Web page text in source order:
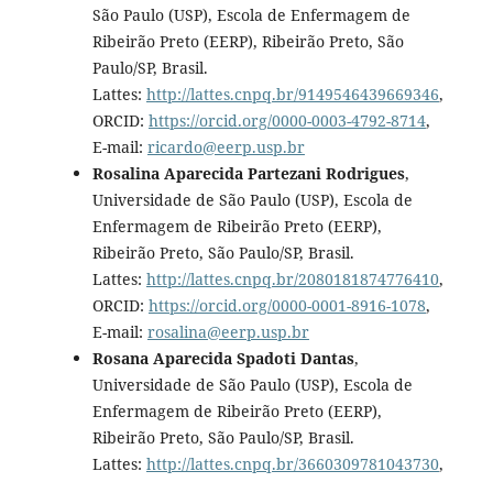
São Paulo (USP), Escola de Enfermagem de
Ribeirão Preto (EERP), Ribeirão Preto, São
Paulo/SP, Brasil.
Lattes: http://lattes.cnpq.br/9149546439669346,
ORCID: https://orcid.org/0000-0003-4792-8714,
E-mail: ricardo@eerp.usp.br
Rosalina Aparecida Partezani Rodrigues,
Universidade de São Paulo (USP), Escola de
Enfermagem de Ribeirão Preto (EERP),
Ribeirão Preto, São Paulo/SP, Brasil.
Lattes: http://lattes.cnpq.br/2080181874776410,
ORCID: https://orcid.org/0000-0001-8916-1078,
E-mail: rosalina@eerp.usp.br
Rosana Aparecida Spadoti Dantas,
Universidade de São Paulo (USP), Escola de
Enfermagem de Ribeirão Preto (EERP),
Ribeirão Preto, São Paulo/SP, Brasil.
Lattes: http://lattes.cnpq.br/3660309781043730,